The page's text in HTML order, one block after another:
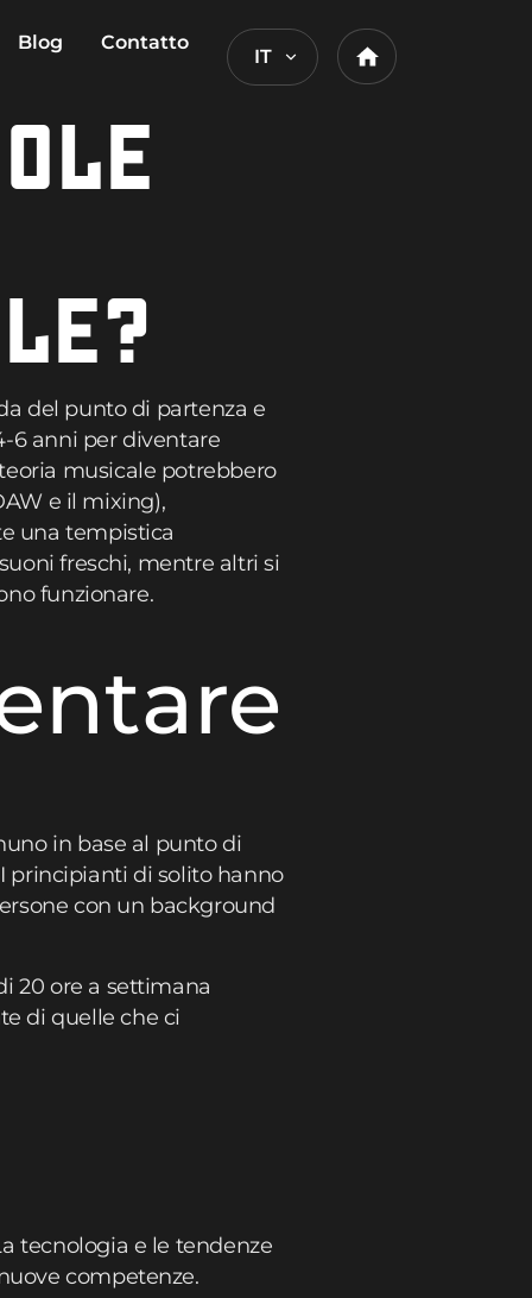
Blog Contatto
IT Home
del punto di partenza e
6 anni per diventare
musicale potrebbero
e il mixing),
una tempistica
freschi, mentre altri si
funzionare.
in base al punto di
principianti di solito hanno
con un background
20 ore a settimana
di quelle che ci
tecnologia e le tendenze
competenze.